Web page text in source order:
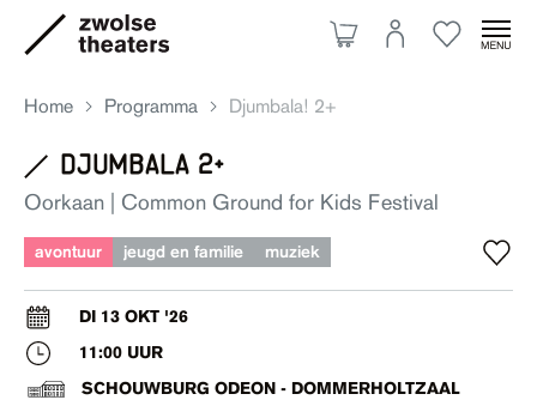
Aanbod
Je bezoek
Over ons
Home Programma Djumbala! 2+
djumbala 2+
Oorkaan | Common Ground for Kids Festival
avontuur jeugd en familie muziek
DI 13 OKT '26
11:00 UUR
SCHOUWBURG ODEON - DOMMERHOLTZAAL